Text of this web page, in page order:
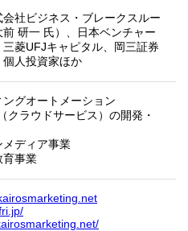
社ビジネス・ブレークスルー
前 研一 氏）、日本ベンチャー
三菱UFJキャピタル、岡三証券
個人投資家ほか
ングオートメーション
クラウドサービス）の開発・
メディア事業
育事業